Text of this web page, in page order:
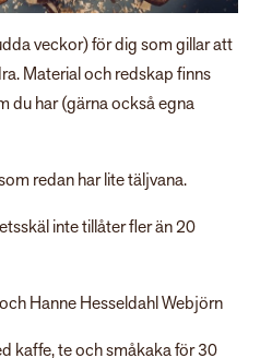
veckor) för dig som gillar att
Material och redskap finns
du har (gärna också egna
redan har lite täljvana.
inte tillåter fler än 20
Hanne Hesseldahl Webjörn
kaffe, te och småkaka för 30